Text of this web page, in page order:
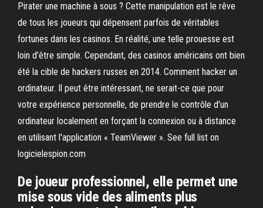
Pirater une machine à sous ? Cette manipulation est le rêve
de tous les joueurs qui dépensent parfois de véritables
fortunes dans les casinos. En réalité, une telle prouesse est
loin d’être simple. Cependant, des casinos américains ont bien
été la cible de hackers russes en 2014. Comment hacker un
ordinateur. Il peut être intéressant, ne serait-ce que pour
votre expérience personnelle, de prendre le contrôle d'un
ordinateur localement en forçant la connexion ou à distance
en utilisant l'application « TeamViewer ». See full list on
logicielespion.com
De joueur professionnel, elle permet une
mise sous vide des aliments plus